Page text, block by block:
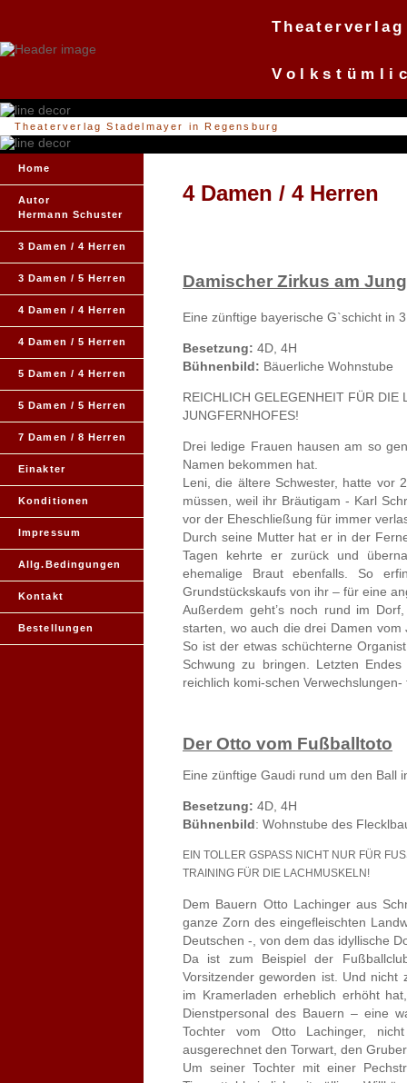
Theaterverlag Stadelmayer in Regensburg
Home
Autor
Hermann Schuster
3 Damen / 4 Herren
3 Damen / 5 Herren
4 Damen / 4 Herren
4 Damen / 5 Herren
5 Damen / 4 Herren
5 Damen / 5 Herren
7 Damen / 8 Herren
Einakter
Konditionen
Impressum
Allg.Bedingungen
Kontakt
Bestellungen
4 Damen / 4 Herren
Damischer Zirkus am
Eine zünftige bayerische G`schicht in
Besetzung: 4D, 4H
Bühnenbild: Bäuerliche Wohnstube
REICHLICH GELEGENHEIT FÜR DIE
JUNGFERNHOFES!
Drei ledige Frauen hausen am so
Namen bekommen hat.
Leni, die ältere Schwester, hatte vor
müssen, weil ihr Bräutigam - Karl
vor der Eheschließung für immer
Durch seine Mutter hat er in der
Tagen kehrte er zurück und
ehemalige Braut ebenfalls. So
Grundstückskaufs von ihr – für eine
Außerdem geht’s noch rund im
starten, wo auch die drei Damen
So ist der etwas schüchterne
Schwung zu bringen. Letzten
reichlich komi-schen
Der Otto vom Fußballtoto
Eine zünftige Gaudi rund um den Ball
Besetzung: 4D, 4H
Bühnenbild: Wohnstube des
EIN TOLLER GSPASS NICHT NUR FÜR
TRAINING FÜR DIE LACHMUSKELN!
Dem Bauern Otto Lachinger aus
ganze Zorn des eingefleischten
Deutschen -, von dem das idyllische
Da ist zum Beispiel der
Vorsitzender geworden ist. Und
im Kramerladen erheblich erhöht
Dienstpersonal des Bauern – eine
Tochter vom Otto Lachinger,
ausgerechnet den Torwart, den
Um seiner Tochter mit einer